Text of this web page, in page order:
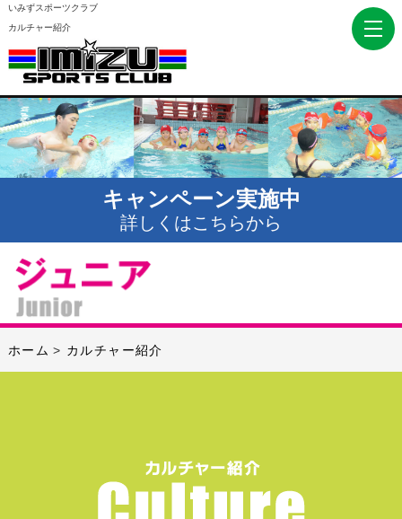
いみずスポーツクラブ
カルチャー紹介
キャンペーン実施中
詳しくはこちらから
ホーム カルチャー紹介